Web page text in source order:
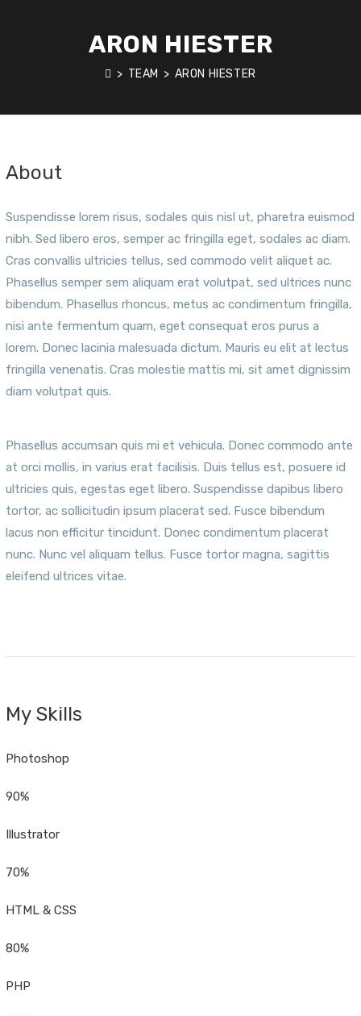
ARON HIESTER
> TEAM > ARON HIESTER
About
Suspendisse lorem risus, sodales quis nisl ut, pharetra euismod
nibh. Sed libero eros, semper ac fringilla eget, sodales ac diam.
Cras convallis ultricies tellus, sed commodo velit aliquet ac.
Phasellus semper sem aliquam erat volutpat, sed ultrices nunc
bibendum. Phasellus rhoncus, metus ac condimentum fringilla,
nisi ante fermentum quam, eget consequat eros purus a
lorem. Donec lacinia malesuada dictum. Mauris eu elit at lectus
fringilla venenatis. Cras molestie mattis mi, sit amet dignissim
diam volutpat quis.
Phasellus accumsan quis mi et vehicula. Donec commodo ante
at orci mollis, in varius erat facilisis. Duis tellus est, posuere id
ultricies quis, egestas eget libero. Suspendisse dapibus libero
tortor, ac sollicitudin ipsum placerat sed. Fusce bibendum
lacus non efficitur tincidunt. Donec condimentum placerat
nunc. Nunc vel aliquam tellus. Fusce tortor magna, sagittis
eleifend ultrices vitae.
My Skills
Photoshop
90%
Illustrator
70%
HTML & CSS
80%
PHP